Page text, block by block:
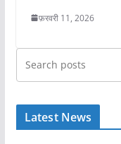
फ़रवरी 11, 2026
Latest News